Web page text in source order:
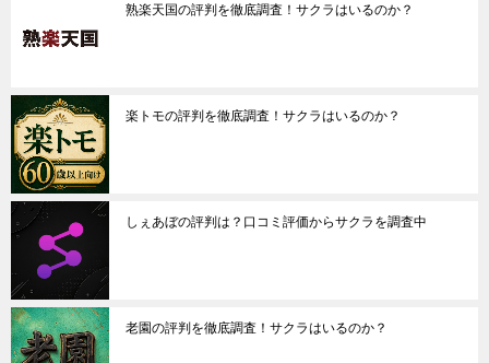
熟楽天国の評判を徹底調査！サクラはいるのか？
楽トモの評判を徹底調査！サクラはいるのか？
しぇあぼの評判は？口コミ評価からサクラを調査中
老園の評判を徹底調査！サクラはいるのか？